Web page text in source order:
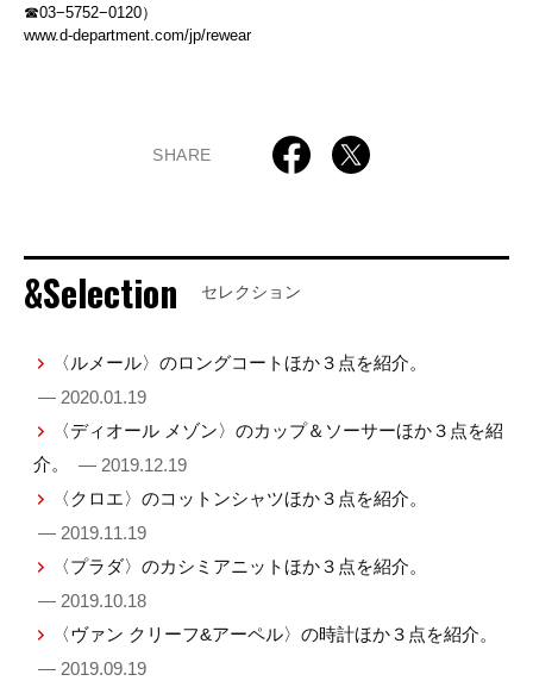
☎03−5752−0120）
www.d-department.com/jp/rewear
SHARE
&Selection セレクション
〈ルメール〉のロングコートほか３点を紹介。
— 2020.01.19
〈ディオール メゾン〉のカップ＆ソーサーほか３点を紹
介。
— 2019.12.19
〈クロエ〉のコットンシャツほか３点を紹介。
— 2019.11.19
〈プラダ〉のカシミアニットほか３点を紹介。
— 2019.10.18
〈ヴァン クリーフ&アーペル〉の時計ほか３点を紹介。
— 2019.09.19